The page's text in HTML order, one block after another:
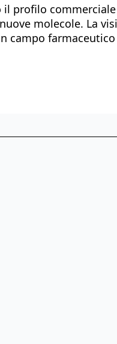
profilo
molecole. La